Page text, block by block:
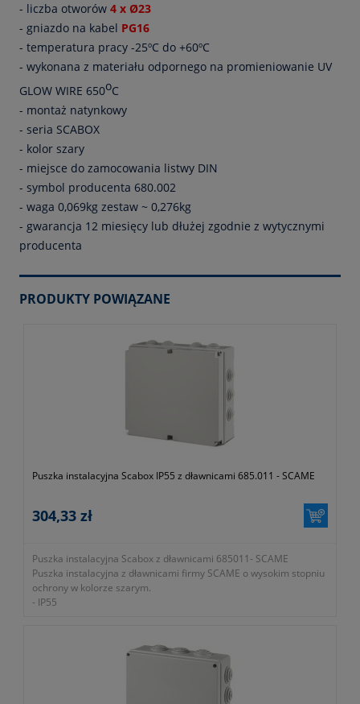
- liczba otworów 4 x Ø23
- gniazdo na kabel PG16
- temperatura pracy -25ºC do +60ºC
- wykonana z materiału odpornego na promieniowanie UV
GLOW WIRE 650oC
- montaż natynkowy
- seria SCABOX
- kolor szary
- miejsce do zamocowania listwy DIN
- symbol producenta 680.002
- waga 0,069kg zestaw ~ 0,276kg
- gwarancja 12 miesięcy lub dłużej zgodnie z wytycznymi
producenta
PRODUKTY POWIĄZANE
Puszka instalacyjna Scabox IP55 z dławnicami 685.011 - SCAME
304,33 zł
Puszka instalacyjna Scabox z dławnicami 685011- SCAME
Puszka instalacyjna z dławnicami firmy SCAME o wysokim stopniu
ochrony w kolorze szarym.
- IP55
- ilość otworów 14 x Ø48
- gniazdo na kabel PG36